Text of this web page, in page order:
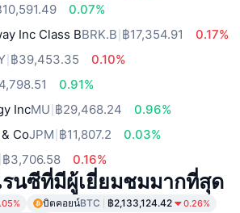
0.07%
Inc Class BBRK.B ฿17,354.91
0.17%
฿39,453.35
0.10%
0.91%
IncMU ฿29,468.24
0.96%
CoJPM ฿11,807.2
0.03%
฿3,706.58 0.16%
รนซีที่มีผู้เยี่ยมชมมากที่สุด
บิตคอยน์BTC ฿2,133,124.42 0.26%